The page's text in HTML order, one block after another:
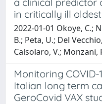
in critically ill
2022-01-01 Okoye, C.;
B.; Peta, U.; Del
Calsolaro, V.; Monzani,
Monitoring COVID-
Italian long term
GeroCovid VAX